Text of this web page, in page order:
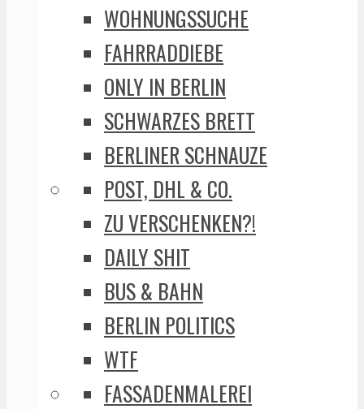
WOHNUNGSSUCHE
FAHRRADDIEBE
ONLY IN BERLIN
SCHWARZES BRETT
BERLINER SCHNAUZE
POST, DHL & CO.
ZU VERSCHENKEN?!
DAILY SHIT
BUS & BAHN
BERLIN POLITICS
WTF
FASSADENMALEREI